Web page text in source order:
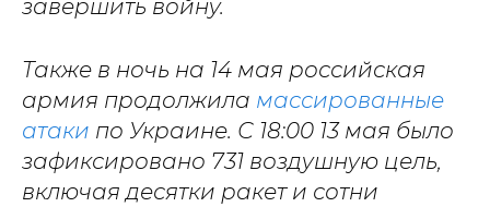
завершить войну.
Также в ночь на 14 мая российская
армия продолжила массированные
атаки по Украине. С 18:00 13 мая было
зафиксировано 731 воздушную цель,
включая десятки ракет и сотни